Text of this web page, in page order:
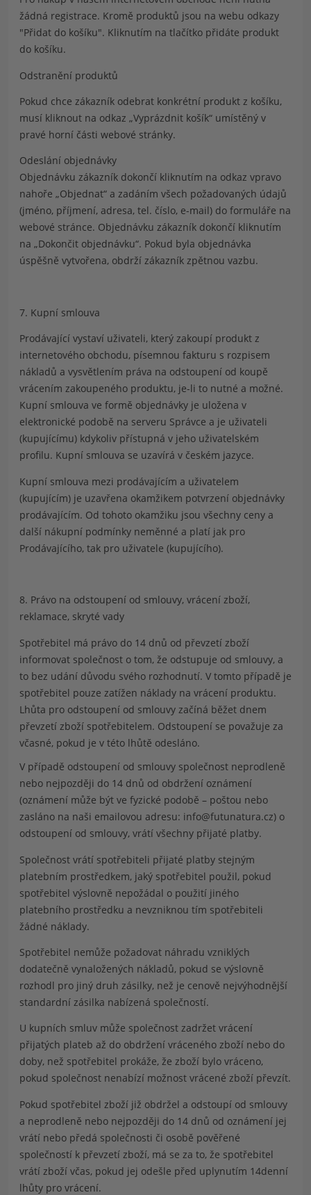
žádná registrace. Kromě produktů jsou na webu odkazy
"Přidat do košíku". Kliknutím na tlačítko přidáte produkt
do košíku.
Odstranění produktů
Pokud chce zákazník odebrat konkrétní produkt z košíku,
musí kliknout na odkaz „Vyprázdnit košík“ umístěný v
pravé horní části webové stránky.
Odeslání objednávky
Objednávku zákazník dokončí kliknutím na odkaz vpravo
nahoře „Objednat“ a zadáním všech požadovaných údajů
(jméno, příjmení, adresa, tel. číslo, e-mail) do formuláře na
webové stránce. Objednávku zákazník dokončí kliknutím
na „Dokončit objednávku“. Pokud byla objednávka
úspěšně vytvořena, obdrží zákazník zpětnou vazbu.
7. Kupní smlouva
Prodávající vystaví uživateli, který zakoupí produkt z
internetového obchodu, písemnou fakturu s rozpisem
nákladů a vysvětlením práva na odstoupení od koupě
vrácením zakoupeného produktu, je-li to nutné a možné.
Kupní smlouva ve formě objednávky je uložena v
elektronické podobě na serveru Správce a je uživateli
(kupujícímu) kdykoliv přístupná v jeho uživatelském
profilu. Kupní smlouva se uzavírá v českém jazyce.
Kupní smlouva mezi prodávajícím a uživatelem
(kupujícím) je uzavřena okamžikem potvrzení objednávky
prodávajícím. Od tohoto okamžiku jsou všechny ceny a
další nákupní podmínky neměnné a platí jak pro
Prodávajícího, tak pro uživatele (kupujícího).
8. Právo na odstoupení od smlouvy, vrácení zboží,
reklamace, skryté vady
Spotřebitel má právo do 14 dnů od převzetí zboží
informovat společnost o tom, že odstupuje od smlouvy, a
to bez udání důvodu svého rozhodnutí. V tomto případě je
spotřebitel pouze zatížen náklady na vrácení produktu.
Lhůta pro odstoupení od smlouvy začíná běžet dnem
převzetí zboží spotřebitelem. Odstoupení se považuje za
včasné, pokud je v této lhůtě odesláno.
V případě odstoupení od smlouvy společnost neprodleně
nebo nejpozději do 14 dnů od obdržení oznámení
(oznámení může být ve fyzické podobě – poštou nebo
zasláno na naši emailovou adresu: info@futunatura.cz) o
odstoupení od smlouvy, vrátí všechny přijaté platby.
Společnost vrátí spotřebiteli přijaté platby stejným
platebním prostředkem, jaký spotřebitel použil, pokud
spotřebitel výslovně nepožádal o použití jiného
platebního prostředku a nevzniknou tím spotřebiteli
žádné náklady.
Spotřebitel nemůže požadovat náhradu vzniklých
dodatečně vynaložených nákladů, pokud se výslovně
rozhodl pro jiný druh zásilky, než je cenově nejvýhodnější
standardní zásilka nabízená společností.
U kupních smluv může společnost zadržet vrácení
přijatých plateb až do obdržení vráceného zboží nebo do
doby, než spotřebitel prokáže, že zboží bylo vráceno,
pokud společnost nenabízí možnost vrácené zboží převzít.
Pokud spotřebitel zboží již obdržel a odstoupí od smlouvy
a neprodleně nebo nejpozději do 14 dnů od oznámení jej
vrátí nebo předá společnosti či osobě pověřené
společností k převzetí zboží, má se za to, že spotřebitel
vrátí zboží včas, pokud jej odešle před uplynutím 14denní
lhůty pro vrácení.